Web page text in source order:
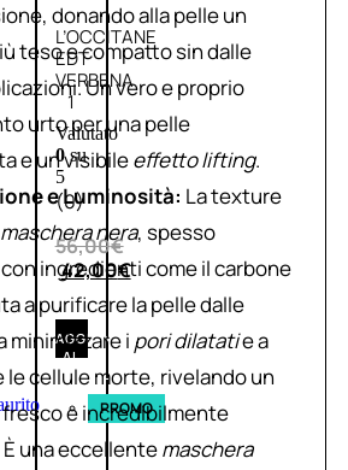
L’OCCITANE
EDT
VERBENA
1
Valutato
0su
5
(0)
56,00€
42,00€
AGGIUNGI
AL
CARRELLO
PROMO
donando alla pelle un
teso e compatto sin dalle
Un vero e proprio
urto per una pelle
e un visibileeffetto lifting.
e Luminosità: La texture
maschera nera, spesso
ingredienti come il carbone
a purificare la pelle dalle
minimizzare i pori dilatatie a
le cellule morte, rivelando un
e incredibilmente
una eccellentemaschera